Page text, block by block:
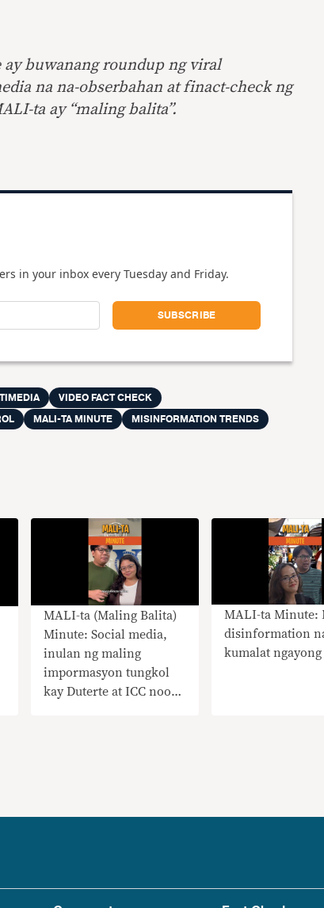
ay buwanang roundup ng viral
na na-obserbahan at finact-check ng
ta ay “maling balita”.
in your inbox every Tuesday and Friday.
VIDEO FACT CHECK
MALI-TA MINUTE MISINFORMATION TRENDS
MALI-ta (Maling Balita)
Minute: Social media,
inulan ng maling
impormasyon tungkol
kay Duterte at ICC noong
MALI-ta Minute:
disinformation
kumalat